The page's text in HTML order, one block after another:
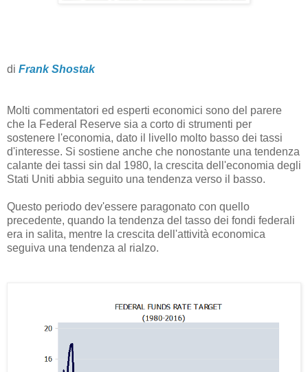
di Frank Shostak
Molti commentatori ed esperti economici sono del parere
che la Federal Reserve sia a corto di strumenti per
sostenere l'economia, dato il livello molto basso dei tassi
d'interesse. Si sostiene anche che nonostante una tendenza
calante dei tassi sin dal 1980, la crescita dell'economia degli
Stati Uniti abbia seguito una tendenza verso il basso.
Questo periodo dev'essere paragonato con quello
precedente, quando la tendenza del tasso dei fondi federali
era in salita, mentre la crescita dell'attività economica
seguiva una tendenza al rialzo.